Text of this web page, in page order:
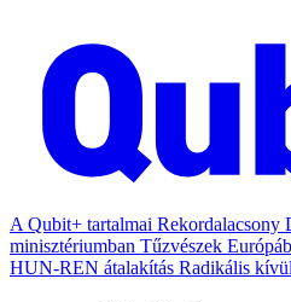
A Qubit+ tartalmai Rekordalacsony
minisztériumban Tűzvészek
HUN-REN átalakítás Radikális